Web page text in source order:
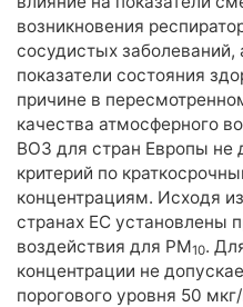
возникновения
сосудистых заболеваний,
показатели состояния
причине в
качества атмосферного
ВОЗ для стран Европы не
критерий по
концентрациям. Исходя
странах ЕС установлены
воздействия для РМ10.
концентрации не
порогового уровня 50